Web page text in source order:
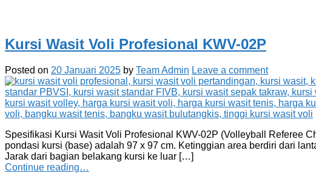
Kursi Wasit Voli Profesional KWV-02P
Posted on 20 Januari 2025 by Team Admin Leave a comment
Spesifikasi Kursi Wasit Voli Profesional KWV-02P (Volleyball Referee
pondasi kursi (base) adalah 97 x 97 cm. Ketinggian area berdiri dari
Jarak dari bagian belakang kursi ke luar […]
Continue reading…